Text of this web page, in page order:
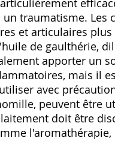
traumatisme. Les
et articulaires
de gaulthérie,
apporter un
mais il
avec
peuvent être
doit être